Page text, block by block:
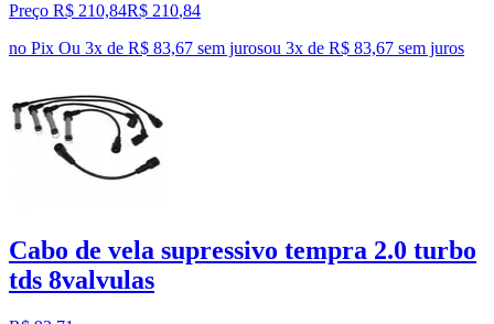
Preço R$ 210,84R$ 210,84
no Pix Ou 3x de R$ 83,67 sem jurosou 3x de R$ 83,67 sem juros
Cabo de vela supressivo tempra 2.0 turbo
tds 8valvulas